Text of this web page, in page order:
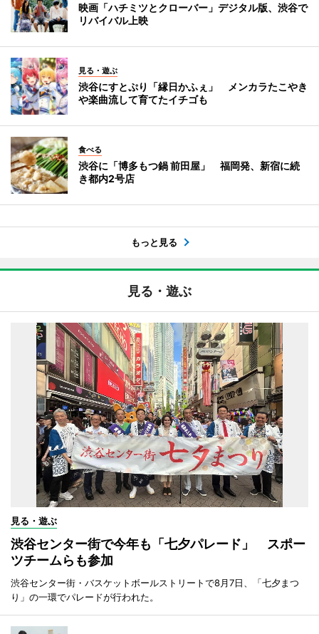
映画「ハチミツとクローバー」デジタル版、渋谷で
リバイバル上映
見る・遊ぶ
渋谷にすとぷり「縁日かふぇ」 メンカラたこやき
や楽曲流して育てたイチゴも
食べる
渋谷に「博多もつ鍋 前田屋」 福岡発、新宿に続
き都内2号店
もっと見る
見る・遊ぶ
見る・遊ぶ
渋谷センター街で今年も「七夕パレード」 スポー
ツチームらも参加
渋谷センター街・バスケットボールストリートで8月7日、「七夕まつ
り」の一環でパレードが行われた。